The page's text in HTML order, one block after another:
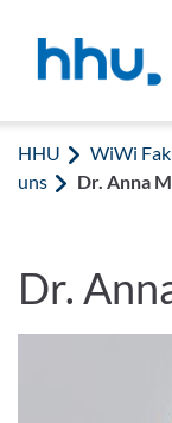
HHU WiWi
uns
Dr. Anna
Dr.